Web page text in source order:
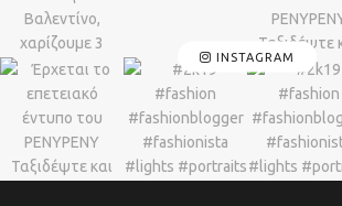
INSTAGRAM